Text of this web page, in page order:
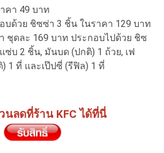
คา 49 บาท
บด้วย ชิซซ่า 3 ชิ้น ในราคา 129 บาท
ชุดละ 169 บาท ประกอบไปด้วย ชิซ
ซ่บ 2 ชิ้น, มันบด (ปกติ) 1 ถ้วย, เฟ
1 ที่ และเป๊ปซี่ (รีฟิล) 1 ที่
นลดที่ร้าน KFC ได้ที่นี่